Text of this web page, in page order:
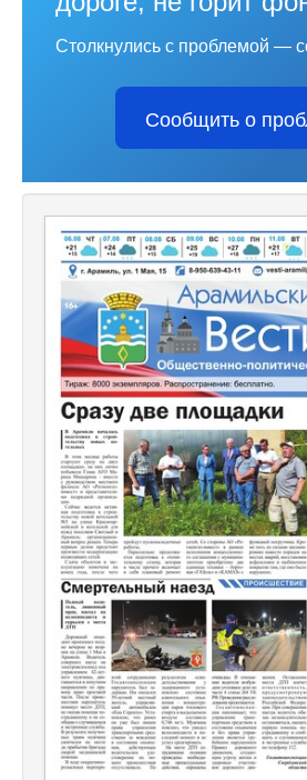
Столкнулись с проблемой —
Сообщить о